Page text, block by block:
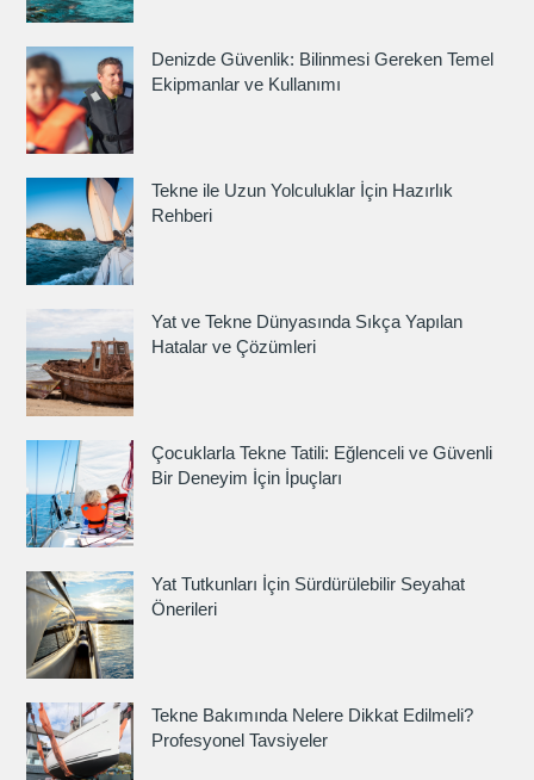
Denizde Güvenlik: Bilinmesi Gereken Temel
Ekipmanlar ve Kullanımı
Tekne ile Uzun Yolculuklar İçin Hazırlık
Rehberi
Yat ve Tekne Dünyasında Sıkça Yapılan
Hatalar ve Çözümleri
Çocuklarla Tekne Tatili: Eğlenceli ve Güvenli
Bir Deneyim İçin İpuçları
Yat Tutkunları İçin Sürdürülebilir Seyahat
Önerileri
Tekne Bakımında Nelere Dikkat Edilmeli?
Profesyonel Tavsiyeler